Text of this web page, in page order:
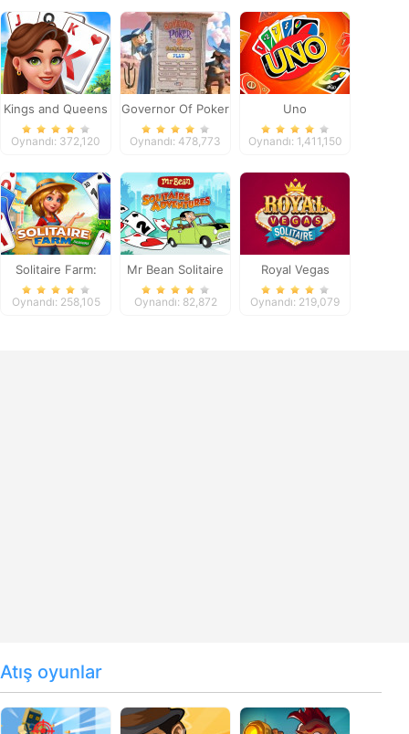
Kings and Queens
Solitaire Tripeaks
Oynandı: 372,120
Governor Of Poker
2
Oynandı: 478,773
Uno
Oynandı: 1,411,150
Solitaire Farm:
Seasons
Oynandı: 258,105
Mr Bean Solitaire
Adventures
Oynandı: 82,872
Royal Vegas
Solitaire
Oynandı: 219,079
Atış oyunlar